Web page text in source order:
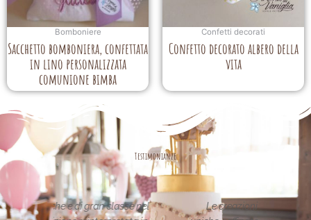
Bomboniere
Sacchetto bomboniera, confettata
in lino personalizzata
comunione bimba
Confetti decorati
Confetto decorato albero della
vita
Testimonianze
nel
Le creazioni sono fantastiche e